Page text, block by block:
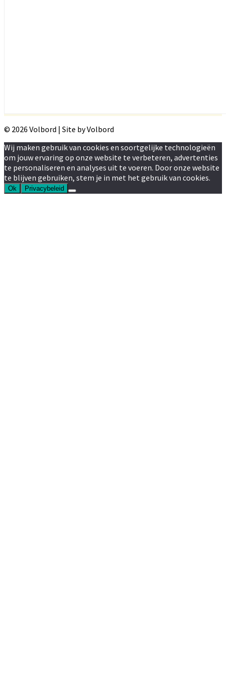
© 2026 Volbord | Site by Volbord
Wij maken gebruik van cookies en soortgelijke technologieën
om jouw ervaring op onze website te verbeteren, advertenties
te personaliseren en analyses uit te voeren. Door onze website
te blijven gebruiken, stem je in met het gebruik van cookies.
Ok Privacybeleid